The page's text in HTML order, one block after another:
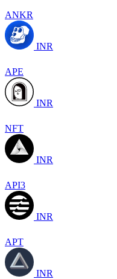
ANKR
INR
APE
INR
NFT
INR
API3
INR
APT
INR